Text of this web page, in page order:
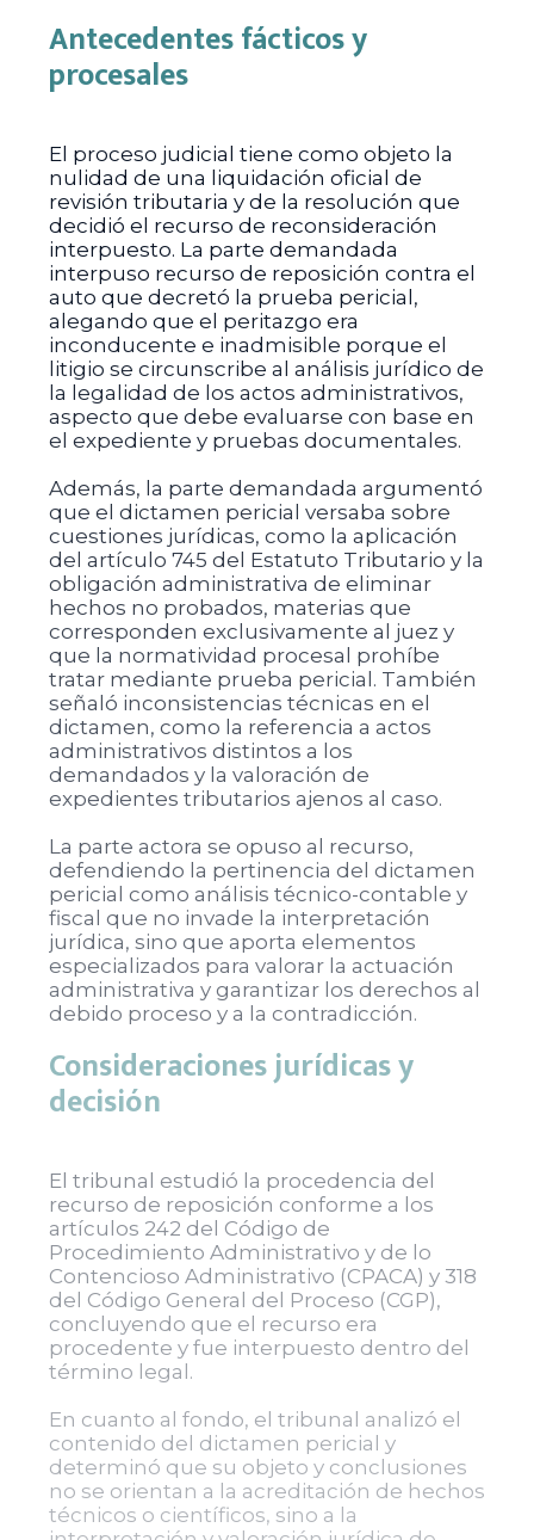
Antecedentes fácticos y
procesales
El proceso judicial tiene como objeto la
nulidad de una liquidación oficial de
revisión tributaria y de la resolución que
decidió el recurso de reconsideración
interpuesto. La parte demandada
interpuso recurso de reposición contra el
auto que decretó la prueba pericial,
alegando que el peritazgo era
inconducente e inadmisible porque el
litigio se circunscribe al análisis jurídico de
la legalidad de los actos administrativos,
aspecto que debe evaluarse con base en
el expediente y pruebas documentales.
Además, la parte demandada argumentó
que el dictamen pericial versaba sobre
cuestiones jurídicas, como la aplicación
del artículo 745 del Estatuto Tributario y la
obligación administrativa de eliminar
hechos no probados, materias que
corresponden exclusivamente al juez y
que la normatividad procesal prohíbe
tratar mediante prueba pericial. También
señaló inconsistencias técnicas en el
dictamen, como la referencia a actos
administrativos distintos a los
demandados y la valoración de
expedientes tributarios ajenos al caso.
La parte actora se opuso al recurso,
defendiendo la pertinencia del dictamen
pericial como análisis técnico-contable y
fiscal que no invade la interpretación
jurídica, sino que aporta elementos
especializados para valorar la actuación
administrativa y garantizar los derechos al
debido proceso y a la contradicción.
Consideraciones jurídicas y
decisión
El tribunal estudió la procedencia del
recurso de reposición conforme a los
artículos 242 del Código de
Procedimiento Administrativo y de lo
Contencioso Administrativo (CPACA) y 318
del Código General del Proceso (CGP),
concluyendo que el recurso era
procedente y fue interpuesto dentro del
término legal.
En cuanto al fondo, el tribunal analizó el
contenido del dictamen pericial y
determinó que su objeto y conclusiones
no se orientan a la acreditación de hechos
técnicos o científicos, sino a la